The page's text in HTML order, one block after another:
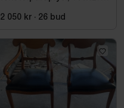
2 050 kr · 26 bud